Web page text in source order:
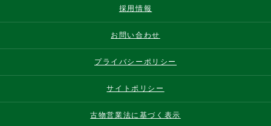
採用情報
お問い合わせ
プライバシーポリシー
サイトポリシー
古物営業法に基づく表示